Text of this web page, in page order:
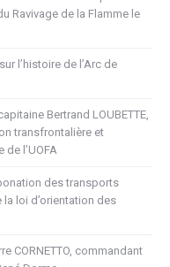
Ravivage de la Flamme le
l’histoire de l’Arc de
Bertrand LOUBETTE,
transfrontalière et
l’UOFA
des transports
loi d’orientation des
CORNETTO, commandant